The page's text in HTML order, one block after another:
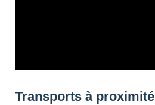
Transports à proximité